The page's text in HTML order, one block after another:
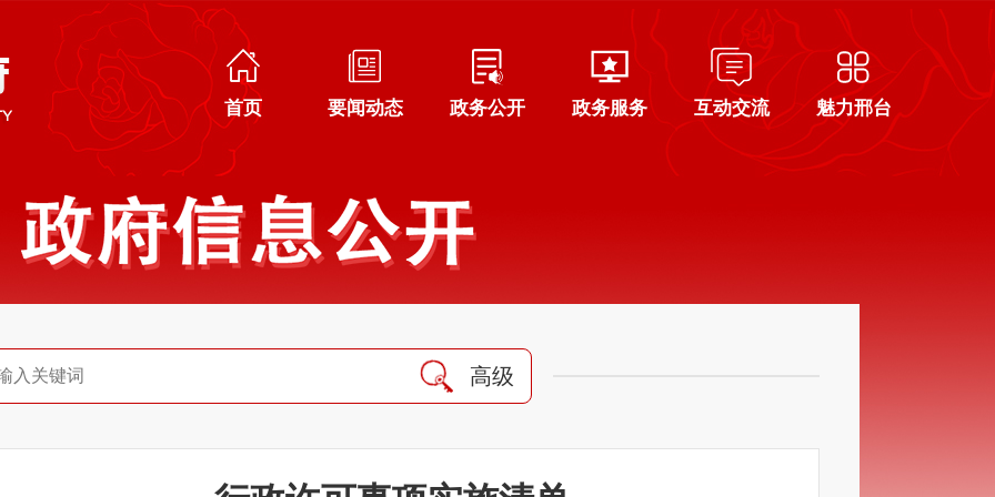
首页 要闻动态 政务公开 政务服务 互动交流 魅力邢台
高级